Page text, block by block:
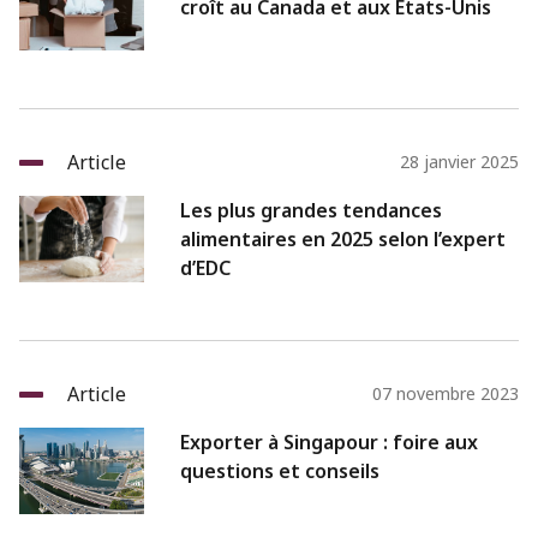
croît au Canada et aux États-Unis
Article 28 janvier 2025
Les plus grandes tendances
alimentaires en 2025 selon l’expert
d’EDC
Article 07 novembre 2023
Exporter à Singapour : foire aux
questions et conseils